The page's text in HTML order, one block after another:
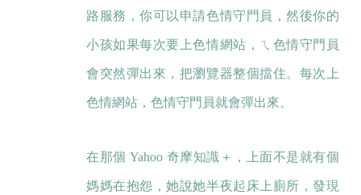
路服務，你可以申請色情守門員，然後你的
小孩如果每次要上色情網站，ㄟ色情守門員
會突然彈出來，把瀏覽器整個擋住。每次上
色情網站，色情守門員就會彈出來。
在那個 Yahoo 奇摩知識＋，上面不是就有個
媽媽在抱怨，她說她半夜起床上廁所，發現